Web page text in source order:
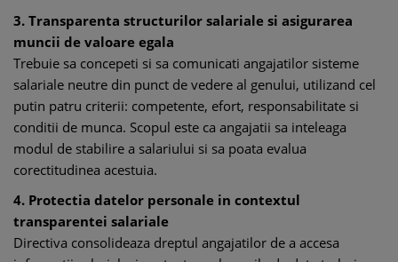
3. Transparenta structurilor salariale si asigurarea
muncii de valoare egala
Trebuie sa concepeti si sa comunicati angajatilor sisteme
salariale neutre din punct de vedere al genului, utilizand cel
putin patru criterii: competente, efort, responsabilitate si
conditii de munca. Scopul este ca angajatii sa inteleaga
modul de stabilire a salariului si sa poata evalua
corectitudinea acestuia.
4. Protectia datelor personale in contextul
transparentei salariale
Directiva consolideaza dreptul angajatilor de a accesa